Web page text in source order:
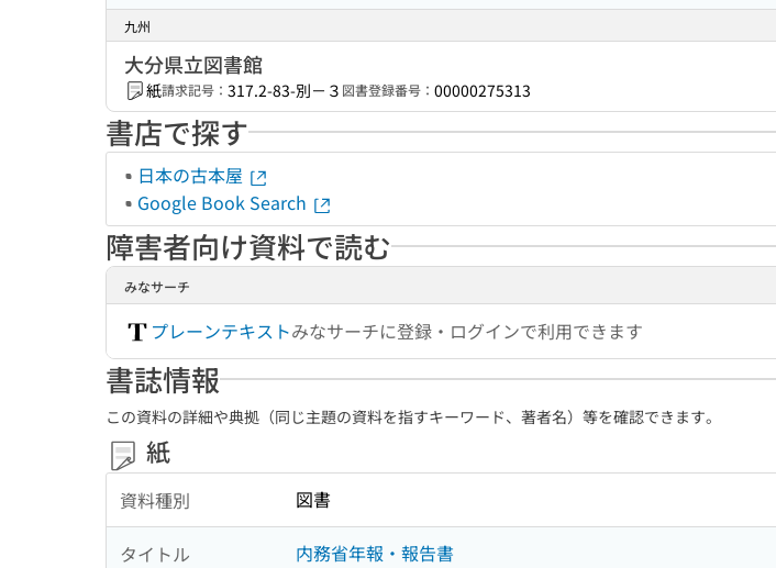
九州
大分県立図書館
紙請求記号： 317.2-83-別－３ 図書登録番号： 00000275313
書店で探す
日本の古本屋
Google Book Search
障害者向け資料で読む
みなサーチ
プレーンテキストみなサーチに登録・ログインで利用できます
書誌情報
この資料の詳細や典拠（同じ主題の資料を指すキーワード、著者名）等を確認できます。
紙
資料種別 図書
タイトル 内務省年報・報告書